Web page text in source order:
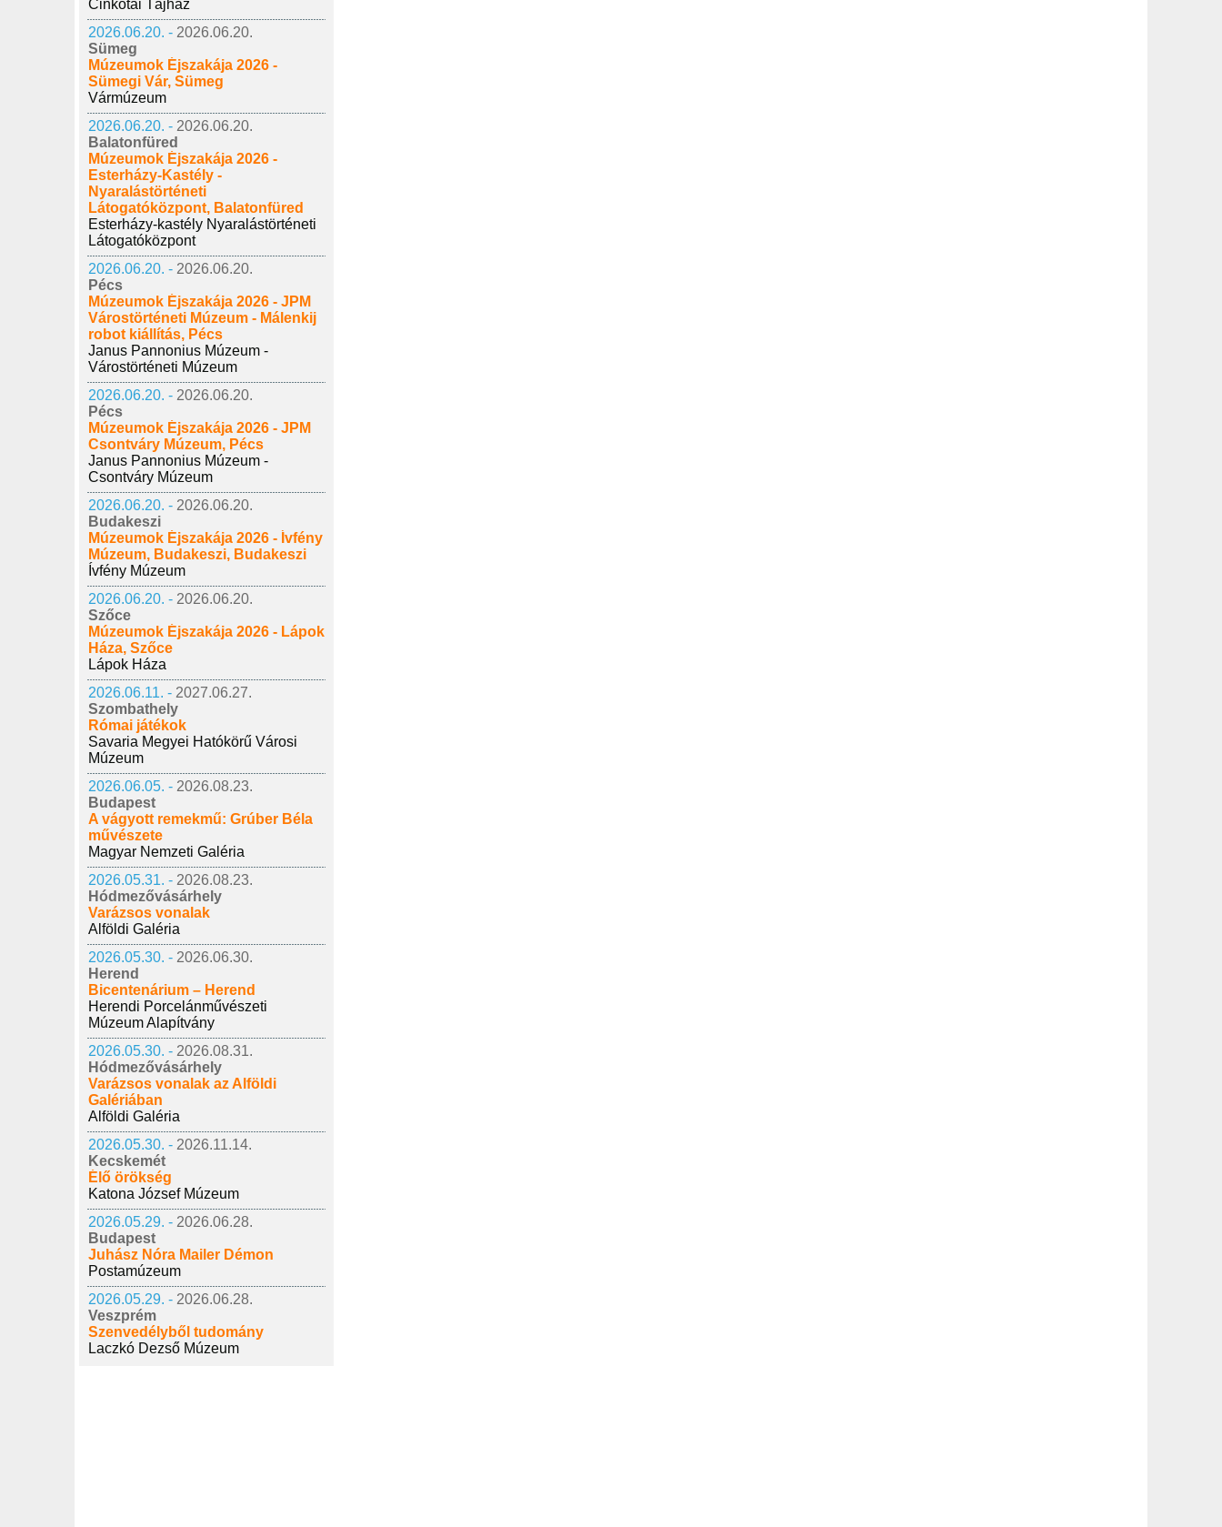
Cinkotai Tájház
2026.06.20. - 2026.06.20.
Sümeg
Múzeumok Éjszakája 2026 -
Sümegi Vár, Sümeg
Vármúzeum
2026.06.20. - 2026.06.20.
Balatonfüred
Múzeumok Éjszakája 2026 -
Esterházy-Kastély -
Nyaralástörténeti
Látogatóközpont, Balatonfüred
Esterházy-kastély Nyaralástörténeti
Látogatóközpont
2026.06.20. - 2026.06.20.
Pécs
Múzeumok Éjszakája 2026 - JPM
Várostörténeti Múzeum - Málenkij
robot kiállítás, Pécs
Janus Pannonius Múzeum -
Várostörténeti Múzeum
2026.06.20. - 2026.06.20.
Pécs
Múzeumok Éjszakája 2026 - JPM
Csontváry Múzeum, Pécs
Janus Pannonius Múzeum -
Csontváry Múzeum
2026.06.20. - 2026.06.20.
Budakeszi
Múzeumok Éjszakája 2026 - Ívfény
Múzeum, Budakeszi, Budakeszi
Ívfény Múzeum
2026.06.20. - 2026.06.20.
Szőce
Múzeumok Éjszakája 2026 - Lápok
Háza, Szőce
Lápok Háza
2026.06.11. - 2027.06.27.
Szombathely
Római játékok
Savaria Megyei Hatókörű Városi
Múzeum
2026.06.05. - 2026.08.23.
Budapest
A vágyott remekmű: Grúber Béla
művészete
Magyar Nemzeti Galéria
2026.05.31. - 2026.08.23.
Hódmezővásárhely
Varázsos vonalak
Alföldi Galéria
2026.05.30. - 2026.06.30.
Herend
Bicentenárium – Herend
Herendi Porcelánművészeti
Múzeum Alapítvány
2026.05.30. - 2026.08.31.
Hódmezővásárhely
Varázsos vonalak az Alföldi
Galériában
Alföldi Galéria
2026.05.30. - 2026.11.14.
Kecskemét
Élő örökség
Katona József Múzeum
2026.05.29. - 2026.06.28.
Budapest
Juhász Nóra Mailer Démon
Postamúzeum
2026.05.29. - 2026.06.28.
Veszprém
Szenvedélyből tudomány
Laczkó Dezső Múzeum